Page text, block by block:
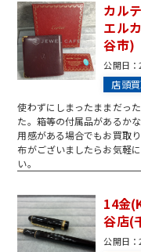
カル
エル
谷市)
公開日：
店頭
使わずにしまったままだっ
た。箱等の付属品があるか
用感がある場合でもお買取
布がございましたらお気軽
い。
14金
谷店(
公開日：